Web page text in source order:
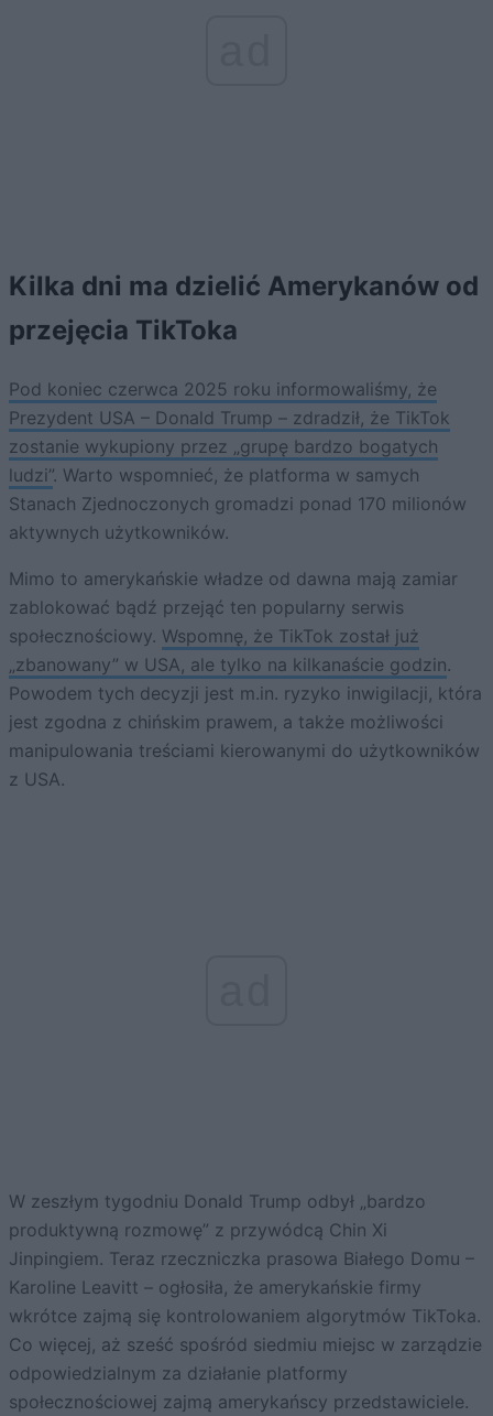
Kilka dni ma dzielić Amerykanów od
przejęcia TikToka
Pod koniec czerwca 2025 roku informowaliśmy, że
Prezydent USA – Donald Trump – zdradził, że TikTok
zostanie wykupiony przez „grupę bardzo bogatych
ludzi”. Warto wspomnieć, że platforma w samych
Stanach Zjednoczonych gromadzi ponad 170 milionów
aktywnych użytkowników.
Mimo to amerykańskie władze od dawna mają zamiar
zablokować bądź przejąć ten popularny serwis
społecznościowy. Wspomnę, że TikTok został już
„zbanowany” w USA, ale tylko na kilkanaście godzin.
Powodem tych decyzji jest m.in. ryzyko inwigilacji, która
jest zgodna z chińskim prawem, a także możliwości
manipulowania treściami kierowanymi do użytkowników
z USA.
W zeszłym tygodniu Donald Trump odbył „bardzo
produktywną rozmowę” z przywódcą Chin Xi
Jinpingiem. Teraz rzeczniczka prasowa Białego Domu –
Karoline Leavitt – ogłosiła, że amerykańskie firmy
wkrótce zajmą się kontrolowaniem algorytmów TikToka.
Co więcej, aż sześć spośród siedmiu miejsc w zarządzie
odpowiedzialnym za działanie platformy
społecznościowej zajmą amerykańscy przedstawiciele.